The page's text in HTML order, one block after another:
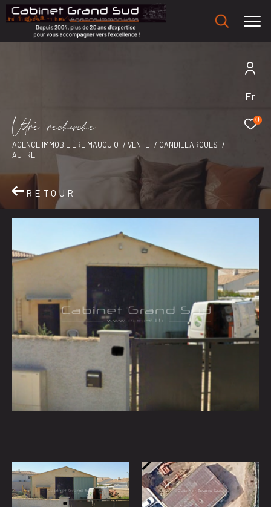
Fr
0
Vore recece
AGENCE IMMOBILIÈRE MAUGUIO VENTE
CANDILLARGUES
AUTRE
RETOUR